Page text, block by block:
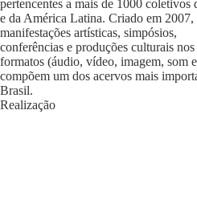
pertencentes a mais de 1000 coletivos
e da América Latina. Criado em 2007,
manifestações artísticas, simpósios,
conferências e produções culturais
formatos (áudio, vídeo, imagem, som
compõem um dos acervos mais
Brasil.
Realização